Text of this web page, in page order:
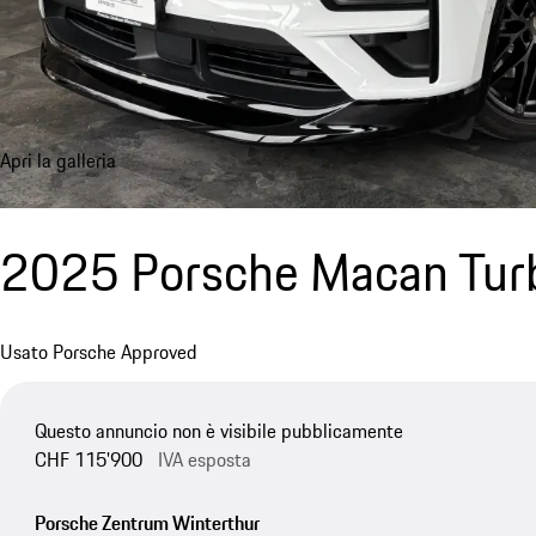
Apri la galleria
2025 Porsche Macan
Usato Porsche Approved
Questo annuncio non è visibile pubblicamente
CHF 115'900 IVA esposta
Porsche Zentrum Winterthur